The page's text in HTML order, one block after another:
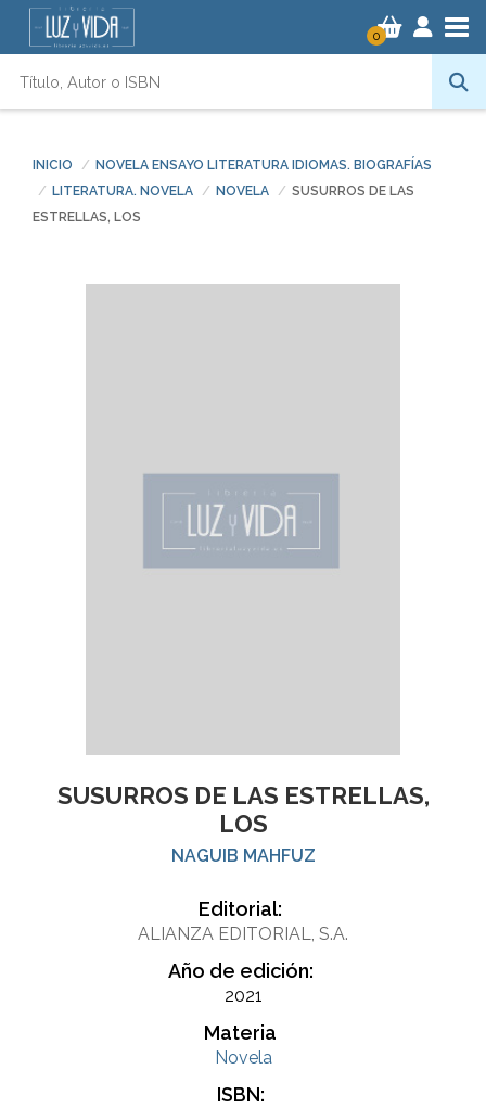
0
INICIO
NOVELA ENSAYO LITERATURA IDIOMAS. BIOGRAFÍAS
LITERATURA. NOVELA
NOVELA
SUSURROS DE LAS
ESTRELLAS, LOS
SUSURROS DE LAS ESTRELLAS,
LOS
NAGUIB MAHFUZ
Editorial:
ALIANZA EDITORIAL, S.A.
Año de edición:
2021
Materia
Novela
ISBN: